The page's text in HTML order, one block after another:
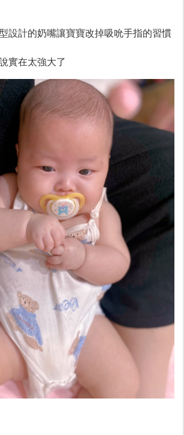
設計的奶嘴讓寶寶改掉吸吮手指的習慣
實在太強大了